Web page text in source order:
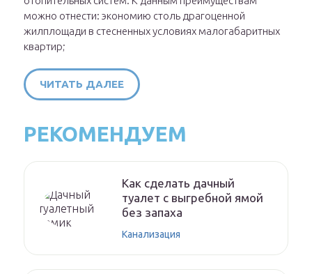
можно отнести: экономию столь драгоценной
жилплощади в стесненных условиях малогабаритных
квартир;
ЧИТАТЬ ДАЛЕЕ
РЕКОМЕНДУЕМ
Как сделать дачный
туалет с выгребной ямой
без запаха
Канализация